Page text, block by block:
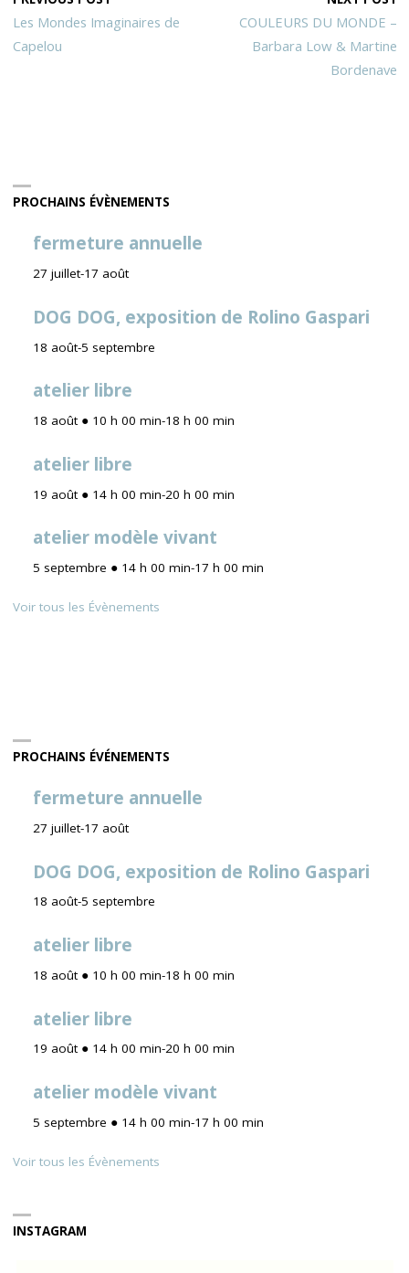
Les Mondes Imaginaires de
Capelou
COULEURS DU MONDE –
Barbara Low & Martine
Bordenave
PROCHAINS ÉVÈNEMENTS
fermeture annuelle
27 juillet-17 août
DOG DOG, exposition de Rolino Gaspari
18 août-5 septembre
atelier libre
18 août ● 10 h 00 min-18 h 00 min
atelier libre
19 août ● 14 h 00 min-20 h 00 min
atelier modèle vivant
5 septembre ● 14 h 00 min-17 h 00 min
Voir tous les Évènements
PROCHAINS ÉVÉNEMENTS
fermeture annuelle
27 juillet-17 août
DOG DOG, exposition de Rolino Gaspari
18 août-5 septembre
atelier libre
18 août ● 10 h 00 min-18 h 00 min
atelier libre
19 août ● 14 h 00 min-20 h 00 min
atelier modèle vivant
5 septembre ● 14 h 00 min-17 h 00 min
Voir tous les Évènements
INSTAGRAM